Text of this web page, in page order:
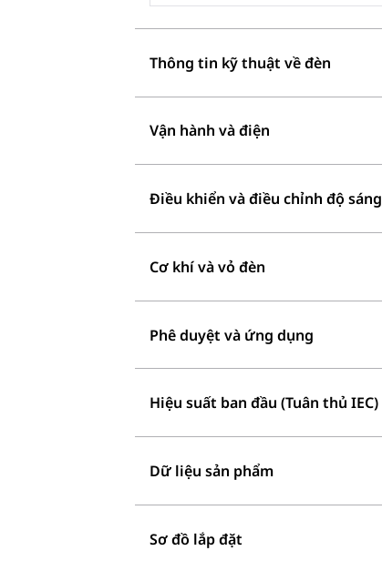
Thông tin kỹ thuật về đèn
Vận hành và điện
Điều khiển và điều chỉnh độ sáng
Cơ khí và vỏ đèn
Phê duyệt và ứng dụng
Hiệu suất ban đầu (Tuân thủ IEC)
Dữ liệu sản phẩm
Sơ đồ lắp đặt